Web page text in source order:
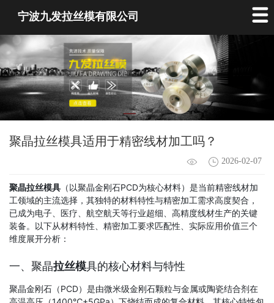
宁波九发拉丝模有限公司
聚晶拉丝模具适用于精密线材加工吗？
2026-02-07
聚晶拉丝模具 （以聚晶金刚石PCD为核心材料）是当前精密线材加
工领域的主流选择，其独特的材料特性与精密加工需求高度契合，
已成为电子、医疗、航空航天等行业超细、高精度线材生产的关键
装备。以下从材料特性、精密加工要求匹配性、实际应用价值三个
维度展开分析：
一、聚晶拉丝模具的核心材料与特性
聚晶金刚石（PCD）是由微米级金刚石颗粒与金属或陶瓷结合剂在